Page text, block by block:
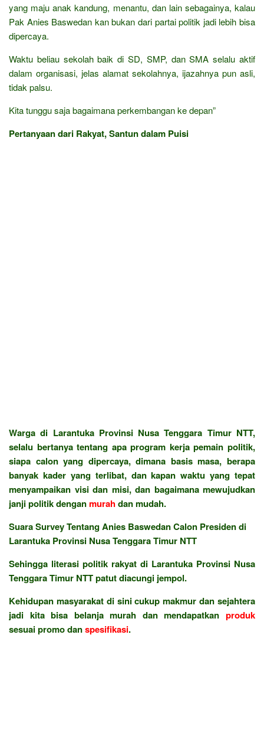
yang maju anak kandung, menantu, dan lain sebagainya, kalau
Pak Anies Baswedan kan bukan dari partai politik jadi lebih bisa
dipercaya.
Waktu beliau sekolah baik di SD, SMP, dan SMA selalu aktif
dalam organisasi, jelas alamat sekolahnya, ijazahnya pun asli,
tidak palsu.
Kita tunggu saja bagaimana perkembangan ke depan”
Pertanyaan dari Rakyat, Santun dalam Puisi
Warga di Larantuka Provinsi Nusa Tenggara Timur NTT,
selalu bertanya tentang apa program kerja pemain politik,
siapa calon yang dipercaya, dimana basis masa, berapa
banyak kader yang terlibat, dan kapan waktu yang tepat
menyampaikan visi dan misi, dan bagaimana mewujudkan
janji politik denganmurahdan mudah.
Suara Survey Tentang Anies Baswedan Calon Presiden di
Larantuka Provinsi Nusa Tenggara Timur NTT
Sehingga literasi politik rakyat di Larantuka Provinsi Nusa
Tenggara Timur NTT patut diacungi jempol.
Kehidupan masyarakat di sini cukup makmur dan sejahtera
jadi kita bisa belanja murah dan mendapatkan produk
sesuai promo danspesifikasi.